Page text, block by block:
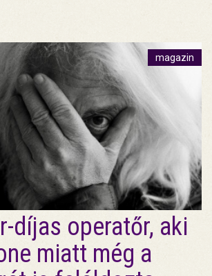
magazin
díjas operatőr, aki
miatt még a